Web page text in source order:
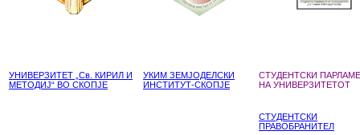
УНИВЕРЗИТЕТ „Св. КИРИЛ И
МЕТОДИЈ“ ВО СКОПЈЕ
УКИМ ЗЕМЈОДЕЛСКИ
ИНСТИТУТ-СКОПЈЕ
СТУДЕНТСКИ
НА УНИВЕРЗИТЕТОТ
СТУДЕНТСКИ
ПРАВОБРАНИТЕЛ